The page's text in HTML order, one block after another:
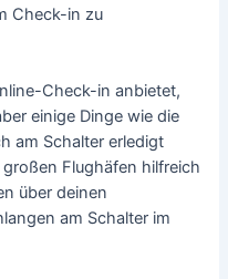
Check-in zu
Check-in anbietet,
einige Dinge wie die
am Schalter erledigt
Flughäfen hilfreich
über deinen
am Schalter im